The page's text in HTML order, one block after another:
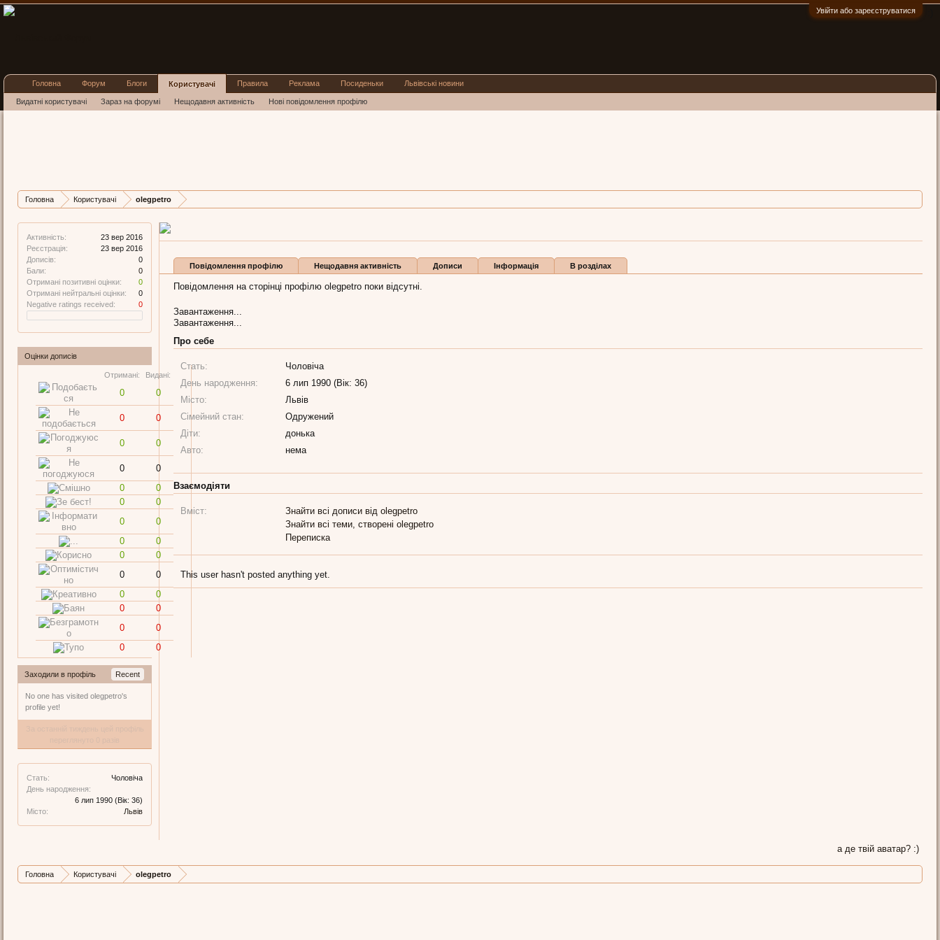
Увійти або зареєструватися
Головна Користувачі olegpetro
Активність:
23 вер 2016
Реєстрація:
23 вер 2016
Дописів:
0
Бали:
0
Отримані позитивні оцінки:
0
Отримані нейтральні оцінки:
0
Negative ratings received:
0
Оцінки дописів
Отримані: Видані:
0 0
0 0
0 0
0
0
0
0
0
0
0
0
0
0
0
0
0
0
0
0
0
0
0
0
0
0
Заходили в профіль Recent
No one has visited olegpetro's
profile yet!
Стать:
Чоловіча
День народження:
6 лип 1990 (Вік: 36)
Місто:
Львів
Дописів
Карма Бали
Повідомлення профілю Нещодавня активність Дописи Інформація В розділах
Повідомлення на сторінці профілю olegpetro поки відсутні.
Завантаження...
Завантаження...
Про себе
Стать:
Чоловіча
День народження:
6 лип 1990 (Вік: 36)
Місто:
Львів
Сімейний стан:
Одружений
Діти:
донька
Авто:
нема
Взаємодіяти
Вміст:
Знайти всі дописи від olegpetro
Знайти всі теми, створені olegpetro
Переписка
This user hasn't posted anything yet.
а де твій аватар? :)
Головна Користувачі olegpetro
Головна Форум Блоги Користувачі
Видатні користувачі Зараз на форумі Нещодавня активність Нові повідомлення профілю
Правила Реклама Посиденьки Львівські новини